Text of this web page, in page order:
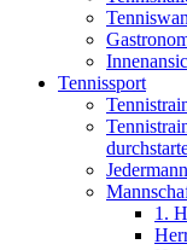
Tennissport
1.